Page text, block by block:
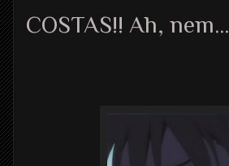
COSTAS!! Ah, nem...